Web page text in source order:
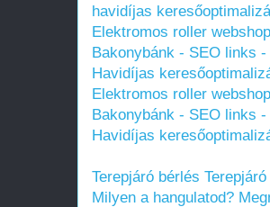
havidíjas
Elektromos roller
Bakonybánk - SEO links
Havidíjas
Elektromos roller
Bakonybánk - SEO links
Havidíjas
Terepjáró bérlés
Milyen a hangulatod?